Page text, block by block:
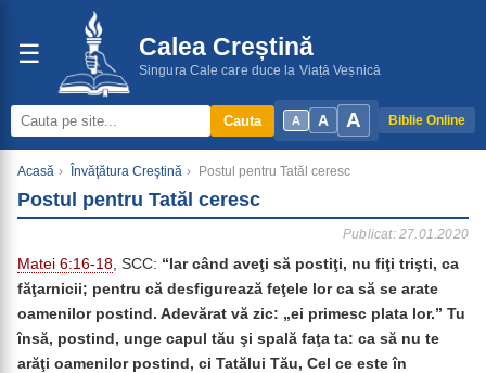
☰ Calea Creștină
Singura Cale care duce la Viață Veșnică
A A A Biblie Online
Cauta
Acasă › Învăţătura Creştină › Postul pentru Tatăl ceresc
Postul pentru Tatăl ceresc
Publicat: 27.01.2020
Matei 6:16-18, SCC: “Iar când aveţi să postiţi, nu fiţi trişti, ca
făţarnicii; pentru că desfigurează feţele lor ca să se arate
oamenilor postind. Adevărat vă zic: „ei primesc plata lor.” Tu
însă, postind, unge capul tău şi spală faţa ta: ca să nu te
arăţi oamenilor postind, ci Tatălui Tău, Cel ce este în